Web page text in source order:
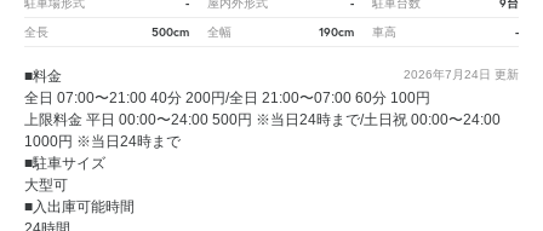
全長 500cm 全幅 190cm 車高 -
2026年7月24日 更新
■料金
全日 07:00〜21:00 40分 200円/全日 21:00〜07:00 60分 100円
上限料金 平日 00:00〜24:00 500円 ※当日24時まで/土日祝 00:00〜24:00
1000円 ※当日24時まで
■駐車サイズ
大型可
■入出庫可能時間